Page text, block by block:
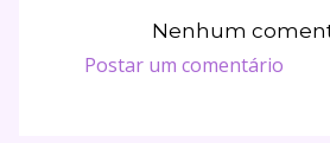
Nenhum
Postar um comentário